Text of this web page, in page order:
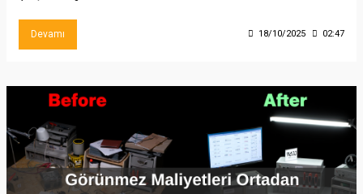
Devamı 18/10/2025 02:47